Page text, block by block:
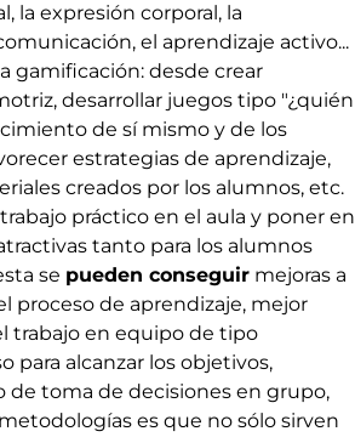
la expresión corporal, la
el aprendizaje activo...
gamificación: desde crear
desarrollar juegos tipo "¿quién
de sí mismo y de los
estrategias de aprendizaje,
creados por los alumnos, etc.
práctico en el aula y poner en
tanto para los alumnos
se pueden conseguirmejoras a
proceso de aprendizaje, mejor
trabajo en equipo de tipo
para alcanzar los objetivos,
de toma de decisiones en grupo,
es que no sólo sirven